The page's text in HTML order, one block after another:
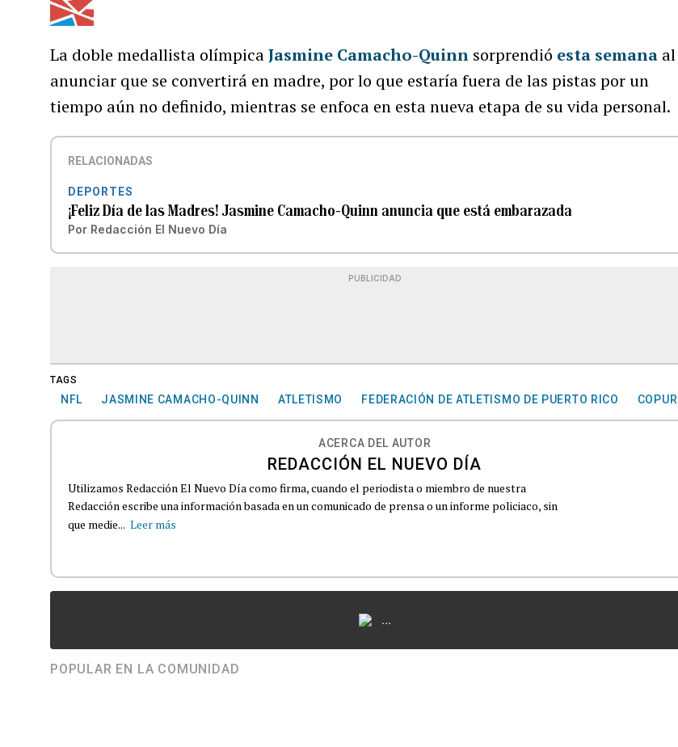
La doble medallista olímpicaJasmine Camacho-Quinn sorprendió esta semana al
anunciar que se convertirá en madre, por lo que estaría fuera de las pistas por un
tiempo aún no definido, mientras se enfoca en esta nueva etapa de su vida personal.
RELACIONADAS
DEPORTES
¡Feliz Día de las Madres! Jasmine Camacho-Quinn anuncia que está embarazada
Por Redacción El Nuevo Día
PUBLICIDAD
TAGS
NFL JASMINE CAMACHO-QUINN ATLETISMO FEDERACIÓN DE ATLETISMO DE PUERTO RICO COPUR
ACERCA DEL AUTOR
REDACCIÓN EL NUEVO DÍA
Utilizamos Redacción El Nuevo Día como firma, cuando el periodista o miembro de nuestra
Redacción escribe una información basada en un comunicado de prensa o un informe policiaco, sin
que medie... Leer más
...
POPULAR EN LA COMUNIDAD